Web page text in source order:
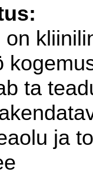
ta
ja